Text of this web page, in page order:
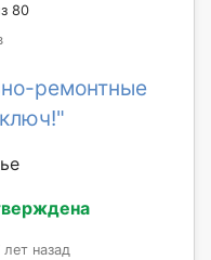
80
ремонтные
назад